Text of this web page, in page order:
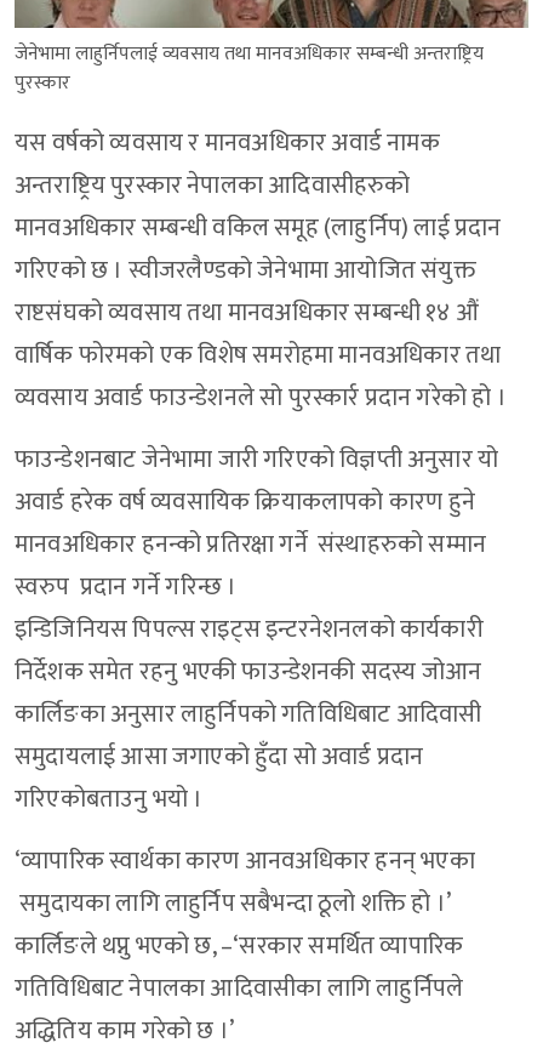
जेनेभामा लाहुर्निपलाई व्यवसाय तथा मानवअधिकार सम्बन्धी अन्तराष्ट्रिय
पुरस्कार
यस वर्षको व्यवसाय र मानवअधिकार अवार्ड नामक
अन्तराष्ट्रिय पुरस्कार नेपालका आदिवासीहरुको
मानवअधिकार सम्बन्धी वकिल समूह (लाहुर्निप) लाई प्रदान
गरिएको छ । स्वीजरलैण्डको जेनेभामा आयोजित संयुक्त
राष्टसंघको व्यवसाय तथा मानवअधिकार सम्बन्धी १४ औं
वार्षिक फोरमको एक विशेष समरोहमा मानवअधिकार तथा
व्यवसाय अवार्ड फाउन्डेशनले सो पुरस्कार्र प्रदान गरेको हो ।
फाउन्डेशनबाट जेनेभामा जारी गरिएको विज्ञप्ती अनुसार यो
अवार्ड हरेक वर्ष व्यवसायिक क्रियाकलापको कारण हुने
मानवअधिकार हनन्को प्रतिरक्षा गर्ने संस्थाहरुको सम्मान
स्वरुप प्रदान गर्ने गरिन्छ ।
इन्डिजिनियस पिपल्स राइट्स इन्टरनेशनलको कार्यकारी
निर्देशक समेत रहनु भएकी फाउन्डेशनकी सदस्य जोआन
कार्लिङका अनुसार लाहुर्निपको गतिविधिबाट आदिवासी
समुदायलाई आसा जगाएको हुँदा सो अवार्ड प्रदान
गरिएकोबताउनु भयो ।
‘व्यापारिक स्वार्थका कारण आनवअधिकार हनन् भएका
समुदायका लागि लाहुर्निप सबैभन्दा ठूलो शक्ति हो ।’
कार्लिङले थप्नु भएको छ, –‘सरकार समर्थित व्यापारिक
गतिविधिबाट नेपालका आदिवासीका लागि लाहुर्निपले
अद्धितिय काम गरेको छ ।’